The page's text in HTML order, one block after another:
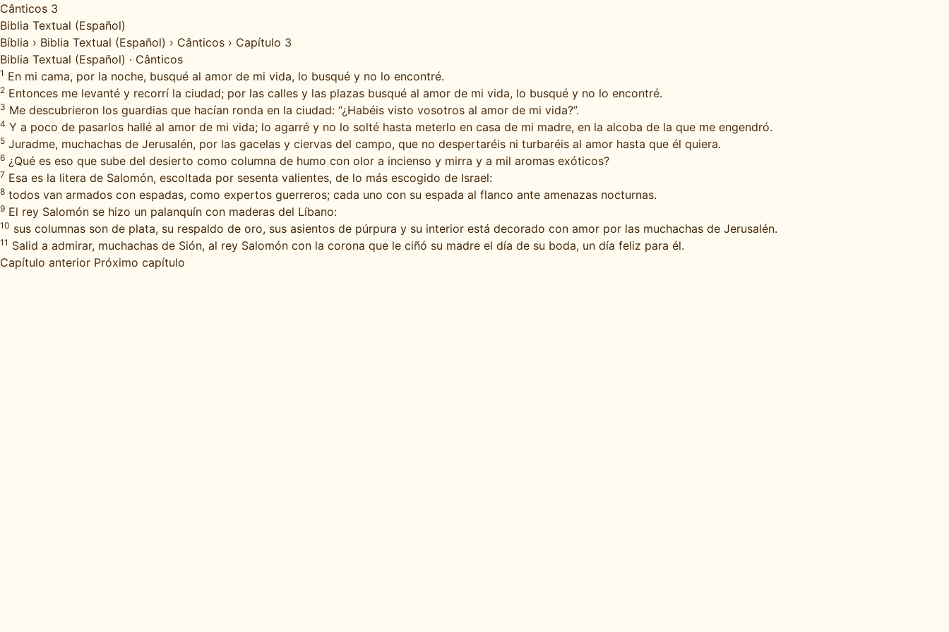
Cânticos 3
Biblia Textual (Español)
Bíblia › Biblia Textual (Español) › Cânticos › Capítulo 3
Biblia Textual (Español) · Cânticos
1 En mi cama, por la noche, busqué al amor de mi vida, lo busqué y no lo encontré.
2 Entonces me levanté y recorrí la ciudad; por las calles y las plazas busqué al amor de mi vida, lo busqué y no lo encontré.
3 Me descubrieron los guardias que hacían ronda en la ciudad: “¿Habéis visto vosotros al amor de mi vida?”.
4 Y a poco de pasarlos hallé al amor de mi vida; lo agarré y no lo solté hasta meterlo en casa de mi madre, en la alcoba de la que me engendró.
5 Juradme, muchachas de Jerusalén, por las gacelas y ciervas del campo, que no despertaréis ni turbaréis al amor hasta que él quiera.
6 ¿Qué es eso que sube del desierto como columna de humo con olor a incienso y mirra y a mil aromas exóticos?
7 Esa es la litera de Salomón, escoltada por sesenta valientes, de lo más escogido de Israel:
8 todos van armados con espadas, como expertos guerreros; cada uno con su espada al flanco ante amenazas nocturnas.
9 El rey Salomón se hizo un palanquín con maderas del Líbano:
10 sus columnas son de plata, su respaldo de oro, sus asientos de púrpura y su interior está decorado con amor por las muchachas de Jerusalén.
11 Salid a admirar, muchachas de Sión, al rey Salomón con la corona que le ciñó su madre el día de su boda, un día feliz para él.
Capítulo anterior Próximo capítulo